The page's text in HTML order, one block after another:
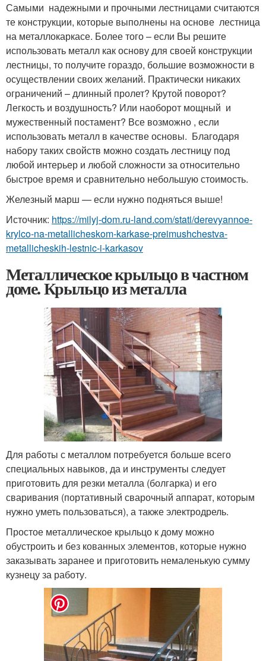
Самыми надежными и прочными лестницами считаются
те конструкции, которые выполнены на основе лестница
на металлокаркасе. Более того – если Вы решите
использовать металл как основу для своей конструкции
лестницы, то получите гораздо, большие возможности в
осуществлении своих желаний. Практически никаких
ограничений – длинный пролет? Крутой поворот?
Легкость и воздушность? Или наоборот мощный и
мужественный постамент? Все возможно , если
использовать металл в качестве основы. Благодаря
набору таких свойств можно создать лестницу под
любой интерьер и любой сложности за относительно
быстрое время и сравнительно небольшую стоимость.
Железный марш — если нужно подняться выше!
Источник: https://milyj-dom.ru-land.com/stati/derevyannoe-
krylco-na-metallicheskom-karkase-preimushchestva-
metallicheskih-lestnic-i-karkasov
Металлическое крыльцо в частном
доме. Крыльцо из металла
Для работы с металлом потребуется больше всего
специальных навыков, да и инструменты следует
приготовить для резки металла (болгарка) и его
сваривания (портативный сварочный аппарат, которым
нужно уметь пользоваться), а также электродрель.
Простое металлическое крыльцо к дому можно
обустроить и без кованных элементов, которые нужно
заказывать заранее и приготовить немаленькую сумму
кузнецу за работу.